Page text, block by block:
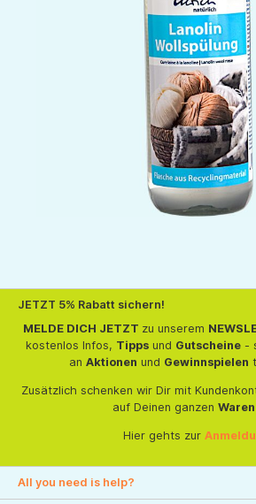
JETZT 5% Rabatt sichern!
MELDE DICH JETZT zu unserem
kostenlos Infos, Tippsund Gutscheine-
an Aktionen und Gewinnspielen
Zusätzlich schenken wir Dir mit
auf Deinen ganzen
Hier gehts zur
All you need is help?